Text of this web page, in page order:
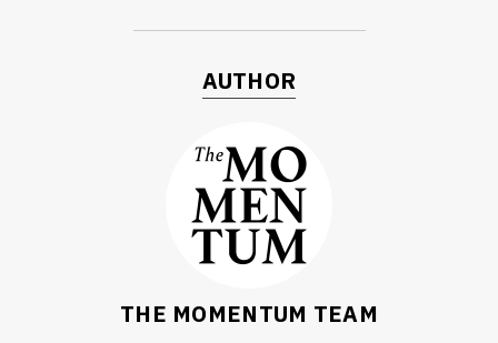
AUTHOR
THE MOMENTUM TEAM